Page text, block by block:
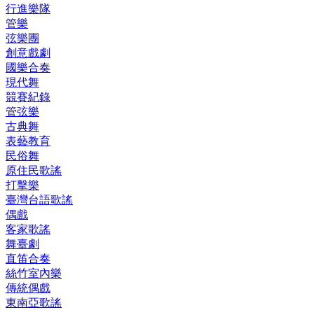
行進樂隊
管樂
弦樂團
創意戲劇
國樂合奏
現代舞
競賽紀錄
管弦樂
古典舞
表藝教育
民俗舞
原住民歌謠
打擊樂
臺灣台語歌謠
偶戲
客家歌謠
舞臺劇
直笛合奏
絲竹室內樂
傳統偶戲
東南亞歌謠